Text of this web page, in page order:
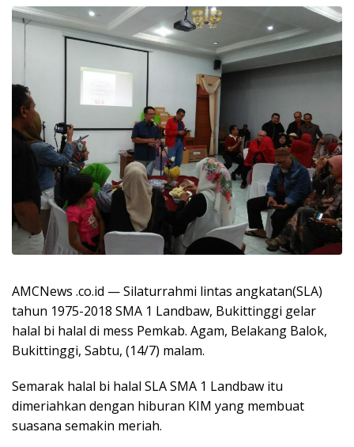
AMCNews .co.id — Silaturrahmi lintas angkatan(SLA)
tahun 1975-2018 SMA 1 Landbaw, Bukittinggi gelar
halal bi halal di mess Pemkab. Agam, Belakang Balok,
Bukittinggi, Sabtu, (14/7) malam.
Semarak halal bi halal SLA SMA 1 Landbaw itu
dimeriahkan dengan hiburan KIM yang membuat
suasana semakin meriah.